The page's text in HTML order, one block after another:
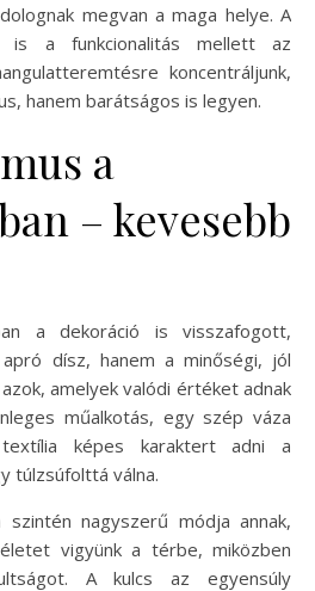
megvan a maga helye. A
is a funkcionalitás mellett az
koncentráljunk,
hanem barátságos is legyen.
a
– kevesebb
a dekoráció is visszafogott,
dísz, hanem a minőségi, jól
amelyek valódi értéket adnak
műalkotás, egy szép váza
képes karaktert adni a
túlzsúfolttá válna.
szintén nagyszerű módja annak,
vigyünk a térbe, miközben
A kulcs az egyensúly